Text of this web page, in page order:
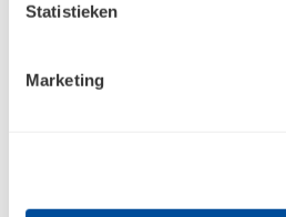
Statistieken
Marketing